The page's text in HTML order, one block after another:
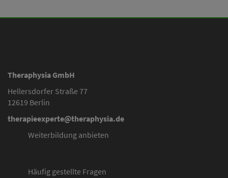
Theraphysia GmbH
Hellersdorfer Straße 77
12619 Berlin
therapieexperte@theraphysia.de
Weiterbildung anbieten
Häufig gestellte Fragen